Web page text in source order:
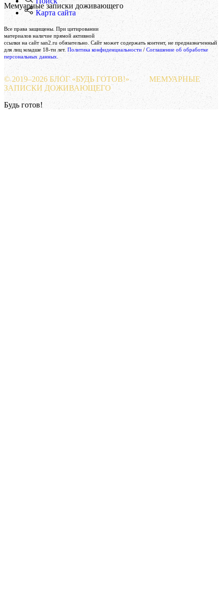
Мемуарные записки доживающего
Карта сайта
Все права защищены. При цитировании
материалов наличие прямой активной
ссылки на сайт san2.ru обязательно. Сайт может содержать контент, не предназначенный
для лиц младше 18-ти лет. Политика конфиденциальности / Соглашение об обработке
персональных данных
© 2019–2026 БЛОГ «БУДЬ ГОТОВ!»
МЕМУАРНЫЕ
ЗАПИСКИ ДОЖИВАЮЩЕГО
Будь готов!